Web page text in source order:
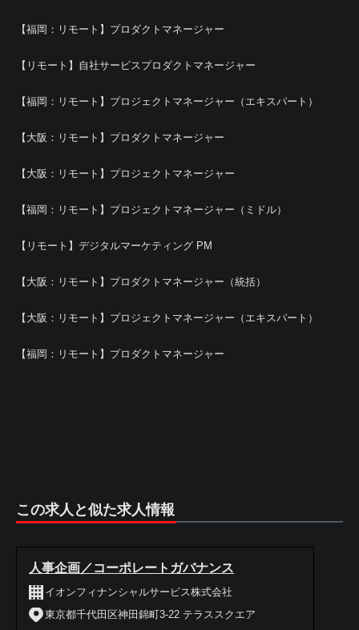
【福岡：リモート】プロダクトマネージャー
【リモート】自社サービスプロダクトマネージャー
【福岡：リモート】プロジェクトマネージャー（エキスパート）
【大阪：リモート】プロダクトマネージャー
【大阪：リモート】プロジェクトマネージャー
【福岡：リモート】プロジェクトマネージャー（ミドル）
【リモート】デジタルマーケティング PM
【大阪：リモート】プロダクトマネージャー（統括）
【大阪：リモート】プロジェクトマネージャー（エキスパート）
【福岡：リモート】プロダクトマネージャー
この求人と似た求人情報
人事企画／コーポレートガバナンス
イオンフィナンシャルサービス株式会社
東京都千代田区神田錦町3-22 テラススクエア